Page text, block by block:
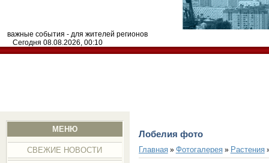
важные события - для жителей регионов
Сегодня 08.08.2026, 00:10
МЕНЮ
СВЕЖИЕ НОВОСТИ
Лобелия фото
Главная» Фотогалерея» Растения